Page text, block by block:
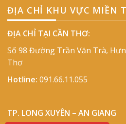
ĐỊA CHỈ KHU VỰC MIỀN
ĐỊA CHỈ TẠI CẦN THƠ:
Số 98 Đường Trần Văn Trà,
Thơ
Hotline: 091.66.11.055
TP. LONG XUYÊN – AN GIANG